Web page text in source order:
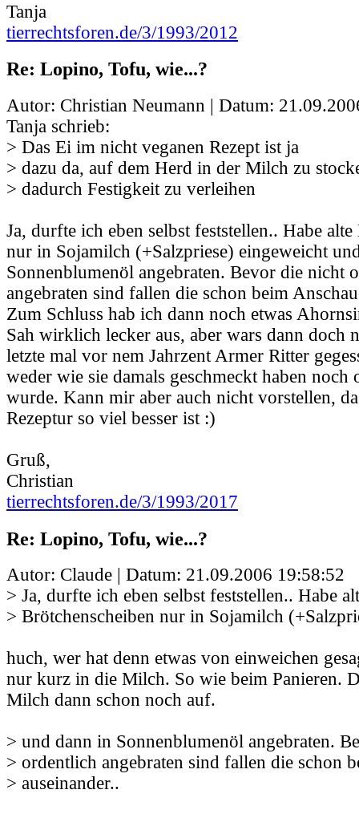
Tanja
tierrechtsforen.de/3/1993/2012
Re: Lopino, Tofu, wie...?
Autor: Christian Neumann | Datum:
Tanja schrieb:
> Das Ei im nicht veganen Rezept ist ja
> dazu da, auf dem Herd in der Milch zu
> dadurch Festigkeit zu verleihen
Ja, durfte ich eben selbst feststellen.. Habe
nur in Sojamilch (+Salzpriese) eingeweicht
Sonnenblumenöl angebraten. Bevor die nicht
angebraten sind fallen die schon beim
Zum Schluss hab ich dann noch etwas
Sah wirklich lecker aus, aber wars dann doch
letzte mal vor nem Jahrzent Armer Ritter
weder wie sie damals geschmeckt haben noch
wurde. Kann mir aber auch nicht vorstellen,
Rezeptur so viel besser ist :)
Gruß,
Christian
tierrechtsforen.de/3/1993/2017
Re: Lopino, Tofu, wie...?
Autor: Claude | Datum: 21.09.2006 19:58:52
> Ja, durfte ich eben selbst feststellen.. Habe
> Brötchenscheiben nur in Sojamilch
huch, wer hat denn etwas von einweichen
nur kurz in die Milch. So wie beim Panieren.
Milch dann schon noch auf.
> und dann in Sonnenblumenöl angebraten.
> ordentlich angebraten sind fallen die schon
> auseinander..